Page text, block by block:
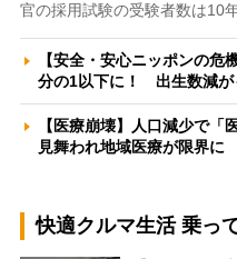
官の採用試験の受験者数は10
【安全・安心ニッポンの
分の1以下に！ 出生数減
【医療崩壊】人口減少で「
見舞われ地域医療が限界
快適クルマ生活 乗っ